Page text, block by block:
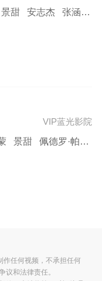
安志杰 张涵予 郑中基
VIP蓝光影院
佩德罗·帕斯卡 刘德华 威廉·达福
作任何视频，不承担任何
议和法律责任。